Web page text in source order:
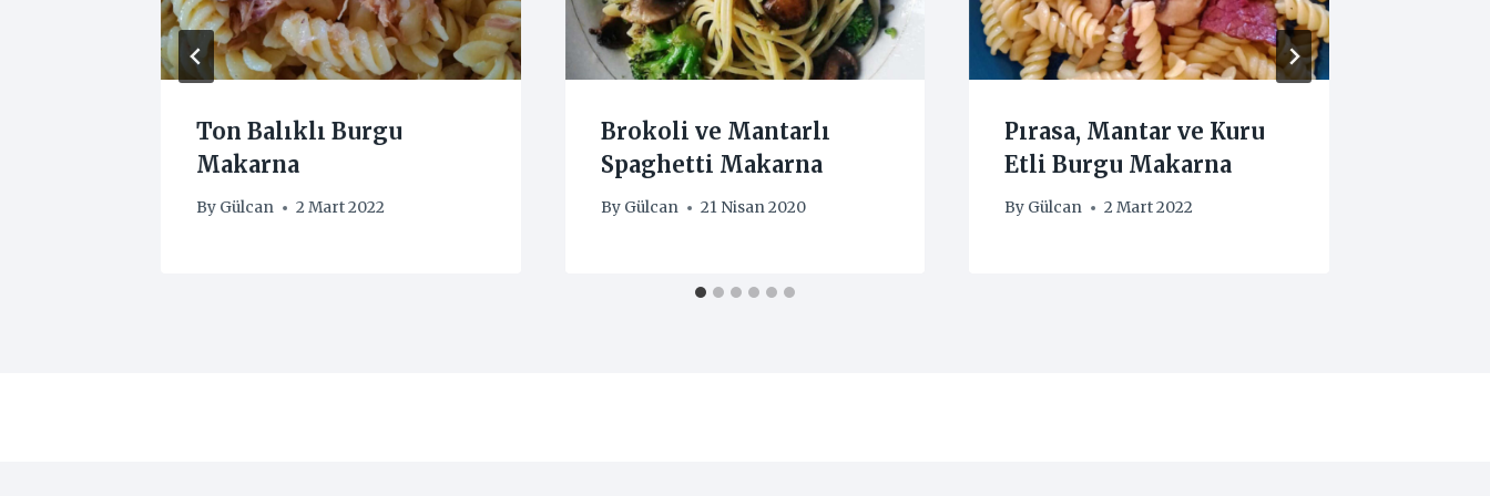
Ton Balıklı Burgu
Makarna
By Gülcan 2 Mart 2022
Brokoli ve Mantarlı
Spaghetti Makarna
By Gülcan 21 Nisan 2020
Pırasa, Mantar ve Kuru
Etli Burgu Makarna
By Gülcan 2 Mart 2022